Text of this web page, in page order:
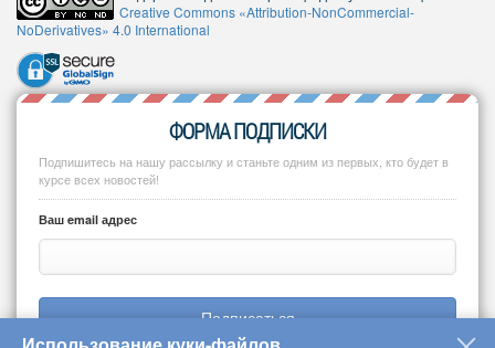
Creative Commons «Attribution-NonCommercial-
NoDerivatives» 4.0 International
ФОРМА ПОДПИСКИ
Подпишитесь на нашу рассылку и станьте одним из первых, кто будет в
курсе всех новостей!
Ваш email адрес
Подписаться